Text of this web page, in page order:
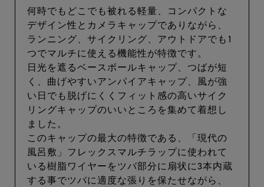
何時でもどこでも被れる軽量、コンパクトな
デザイン性とカメラキャップでありながら、
ランニング、サイクリング、アウトドアでも1
つでマルチに使える機能性が特徴です。
日光を遮るベースボールキャップ、つばが短
く、曲げやすいアンパイアキャップ、風が強
い日でも脱げにくくフィット感の高いサイク
リングキャップのいいところを集めて着想し
ました。
このキャップの最大の特徴である、「現代の
風呂敷」フレックスマルチラップに使われて
いる樹脂ワイヤーをツバ部分に扇状に3本内蔵
する事でツバに適度な張りを保たせながら、